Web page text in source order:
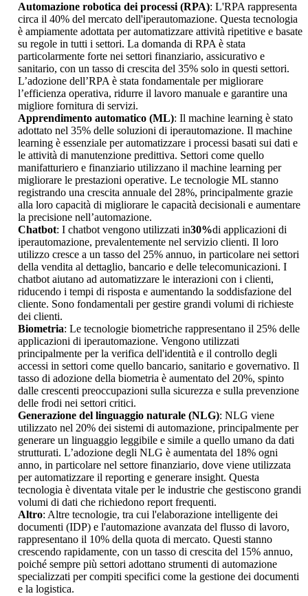
Automazione robotica dei processi (RPA): L'RPA rappresenta
circa il 40% del mercato dell'iperautomazione. Questa tecnologia
è ampiamente adottata per automatizzare attività ripetitive e basate
su regole in tutti i settori. La domanda di RPA è stata
particolarmente forte nei settori finanziario, assicurativo e
sanitario, con un tasso di crescita del 35% solo in questi settori.
L’adozione dell’RPA è stata fondamentale per migliorare
l’efficienza operativa, ridurre il lavoro manuale e garantire una
migliore fornitura di servizi.
Apprendimento automatico (ML): Il machine learning è stato
adottato nel 35% delle soluzioni di iperautomazione. Il machine
learning è essenziale per automatizzare i processi basati sui dati e
le attività di manutenzione predittiva. Settori come quello
manifatturiero e finanziario utilizzano il machine learning per
migliorare le prestazioni operative. Le tecnologie ML stanno
registrando una crescita annuale del 28%, principalmente grazie
alla loro capacità di migliorare le capacità decisionali e aumentare
la precisione nell’automazione.
Chatbot: I chatbot vengono utilizzati in30%di applicazioni di
iperautomazione, prevalentemente nel servizio clienti. Il loro
utilizzo cresce a un tasso del 25% annuo, in particolare nei settori
della vendita al dettaglio, bancario e delle telecomunicazioni. I
chatbot aiutano ad automatizzare le interazioni con i clienti,
riducendo i tempi di risposta e aumentando la soddisfazione del
cliente. Sono fondamentali per gestire grandi volumi di richieste
dei clienti.
Biometria: Le tecnologie biometriche rappresentano il 25% delle
applicazioni di iperautomazione. Vengono utilizzati
principalmente per la verifica dell'identità e il controllo degli
accessi in settori come quello bancario, sanitario e governativo. Il
tasso di adozione della biometria è aumentato del 20%, spinto
dalle crescenti preoccupazioni sulla sicurezza e sulla prevenzione
delle frodi nei settori critici.
Generazione del linguaggio naturale (NLG): NLG viene
utilizzato nel 20% dei sistemi di automazione, principalmente per
generare un linguaggio leggibile e simile a quello umano da dati
strutturati. L’adozione degli NLG è aumentata del 18% ogni
anno, in particolare nel settore finanziario, dove viene utilizzata
per automatizzare il reporting e generare insight. Questa
tecnologia è diventata vitale per le industrie che gestiscono grandi
volumi di dati che richiedono report frequenti.
Altro: Altre tecnologie, tra cui l'elaborazione intelligente dei
documenti (IDP) e l'automazione avanzata del flusso di lavoro,
rappresentano il 10% della quota di mercato. Questi stanno
crescendo rapidamente, con un tasso di crescita del 15% annuo,
poiché sempre più settori adottano strumenti di automazione
specializzati per compiti specifici come la gestione dei documenti
e la logistica.